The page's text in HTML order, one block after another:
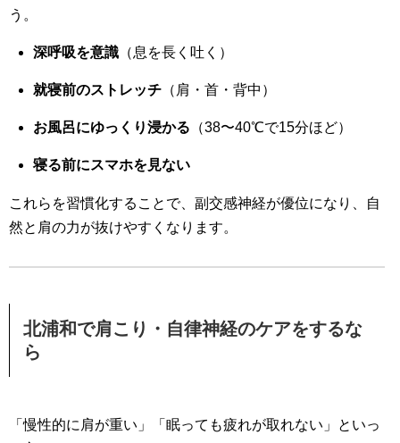
う。
深呼吸を意識 （息を長く吐く）
就寝前のストレッチ （肩・首・背中）
お風呂にゆっくり浸かる （38〜40℃で15分ほど）
寝る前にスマホを見ない
これらを習慣化することで、副交感神経が優位になり、自
然と肩の力が抜けやすくなります。
北浦和で肩こり・自律神経のケアをするな
ら
「慢性的に肩が重い」「眠っても疲れが取れない」といっ